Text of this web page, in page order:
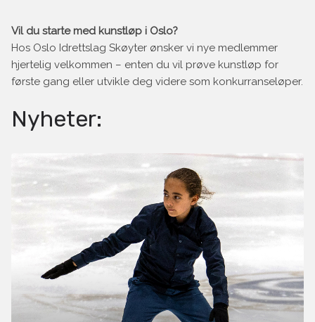
Vil du starte med kunstløp i Oslo?
Hos Oslo Idrettslag Skøyter ønsker vi nye medlemmer
hjertelig velkommen – enten du vil prøve kunstløp for
første gang eller utvikle deg videre som konkurranseløper.
Nyheter: